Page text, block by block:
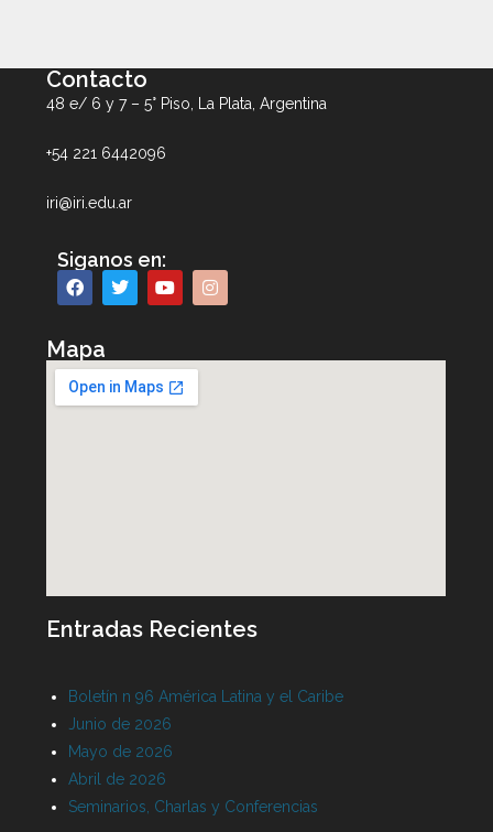
Contacto
48 e/ 6 y 7 – 5° Piso, La Plata, Argentina
+54 221 6442096
iri@iri.edu.ar
Siganos en:
Mapa
Entradas Recientes
Boletín n 96 América Latina y el Caribe
Junio de 2026
Mayo de 2026
Abril de 2026
Seminarios, Charlas y Conferencias